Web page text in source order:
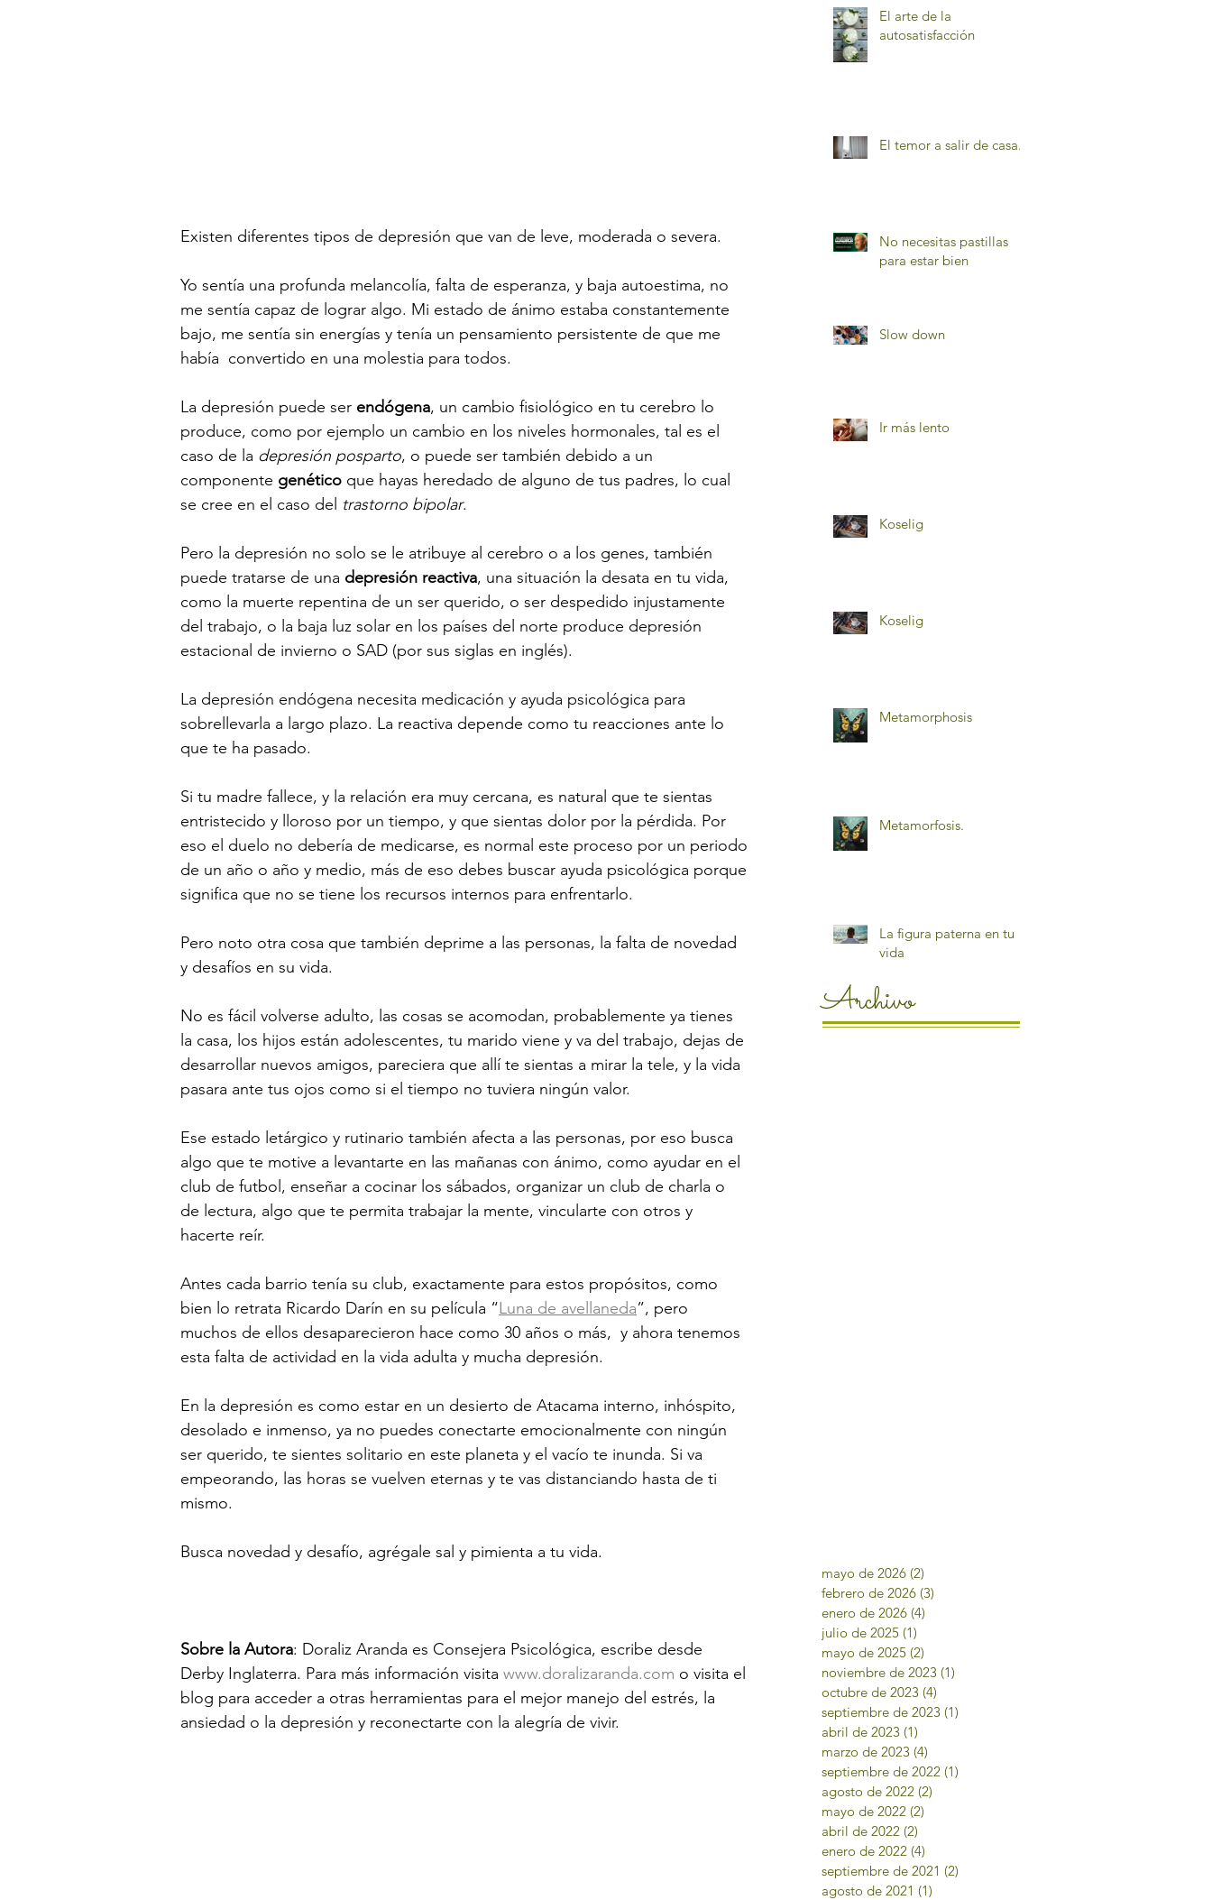
Existen diferentes tipos de depresión que van de leve, moderada o severa.
Yo sentía una profunda melancolía, falta de esperanza, y baja autoestima, no
me sentía capaz de lograr algo. Mi estado de ánimo estaba constantemente
bajo, me sentía sin energías y tenía un pensamiento persistente de que me
había  convertido en una molestia para todos.
La depresión puede ser endógena, un cambio fisiológico en tu cerebro lo
produce, como por ejemplo un cambio en los niveles hormonales, tal es el
caso de la depresión posparto, o puede ser también debido a un
componente genético que hayas heredado de alguno de tus padres, lo cual
se cree en el caso del trastorno bipolar.
Pero la depresión no solo se le atribuye al cerebro o a los genes, también
puede tratarse de una depresión reactiva, una situación la desata en tu vida,
como la muerte repentina de un ser querido, o ser despedido injustamente
del trabajo, o la baja luz solar en los países del norte produce depresión
estacional de invierno o SAD (por sus siglas en inglés).
La depresión endógena necesita medicación y ayuda psicológica para
sobrellevarla a largo plazo. La reactiva depende como tu reacciones ante lo
que te ha pasado.
Si tu madre fallece, y la relación era muy cercana, es natural que te sientas
entristecido y lloroso por un tiempo, y que sientas dolor por la pérdida. Por
eso el duelo no debería de medicarse, es normal este proceso por un periodo
de un año o año y medio, más de eso debes buscar ayuda psicológica porque
significa que no se tiene los recursos internos para enfrentarlo.
Pero noto otra cosa que también deprime a las personas, la falta de novedad
y desafíos en su vida.
No es fácil volverse adulto, las cosas se acomodan, probablemente ya tienes
la casa, los hijos están adolescentes, tu marido viene y va del trabajo, dejas de
desarrollar nuevos amigos, pareciera que allí te sientas a mirar la tele, y la vida
pasara ante tus ojos como si el tiempo no tuviera ningún valor.
Ese estado letárgico y rutinario también afecta a las personas, por eso busca
algo que te motive a levantarte en las mañanas con ánimo, como ayudar en el
club de futbol, enseñar a cocinar los sábados, organizar un club de charla o
de lectura, algo que te permita trabajar la mente, vincularte con otros y
hacerte reír.
Antes cada barrio tenía su club, exactamente para estos propósitos, como
bien lo retrata Ricardo Darín en su película “Luna de avellaneda”, pero
muchos de ellos desaparecieron hace como 30 años o más,  y ahora tenemos
esta falta de actividad en la vida adulta y mucha depresión.
En la depresión es como estar en un desierto de Atacama interno, inhóspito,
desolado e inmenso, ya no puedes conectarte emocionalmente con ningún
ser querido, te sientes solitario en este planeta y el vacío te inunda. Si va
empeorando, las horas se vuelven eternas y te vas distanciando hasta de ti
mismo.
Busca novedad y desafío, agrégale sal y pimienta a tu vida.
Sobre la Autora: Doraliz Aranda es Consejera Psicológica, escribe desde
Derby Inglaterra. Para más información visita www.doralizaranda.com o visita el
blog para acceder a otras herramientas para el mejor manejo del estrés, la
ansiedad o la depresión y reconectarte con la alegría de vivir.
El arte de la
autosatisfacción
El temor a salir de casa.
No necesitas pastillas
para estar bien
Slow down
Ir más lento
Koselig
Koselig
Metamorphosis
Metamorfosis.
La figura paterna en tu
vida
Archivo
mayo de 2026 (2)
febrero de 2026 (3)
enero de 2026 (4)
julio de 2025 (1)
mayo de 2025 (2)
noviembre de 2023 (1)
octubre de 2023 (4)
septiembre de 2023 (1)
abril de 2023 (1)
marzo de 2023 (4)
septiembre de 2022 (1)
agosto de 2022 (2)
mayo de 2022 (2)
abril de 2022 (2)
enero de 2022 (4)
septiembre de 2021 (2)
agosto de 2021 (1)